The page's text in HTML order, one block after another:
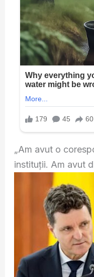
„Am avut o
instituții. Am avut